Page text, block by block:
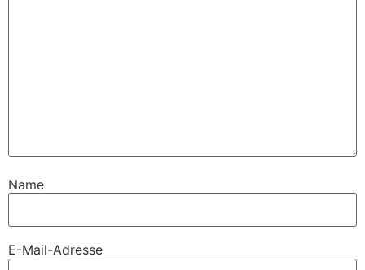
Name
E-Mail-Adresse